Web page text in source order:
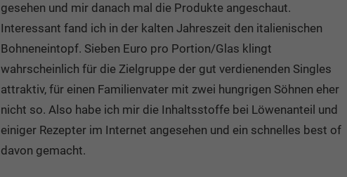
gesehen und mir danach mal die Produkte angeschaut.
Interessant fand ich in der kalten Jahreszeit den italienischen
Bohneneintopf. Sieben Euro pro Portion/Glas klingt
wahrscheinlich für die Zielgruppe der gut verdienenden Singles
attraktiv, für einen Familienvater mit zwei hungrigen Söhnen eher
nicht so. Also habe ich mir die Inhaltsstoffe bei Löwenanteil und
einiger Rezepter im Internet angesehen und ein schnelles best of
davon gemacht.